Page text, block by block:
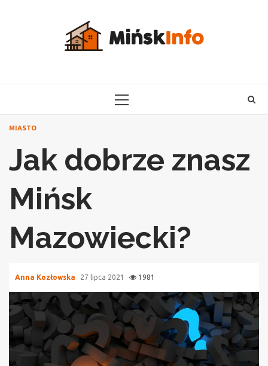
PRIMARY
MIASTO
Jak dobrze znasz
Mińsk
Mazowiecki?
Anna Kozłowska 27 lipca 2021 1981